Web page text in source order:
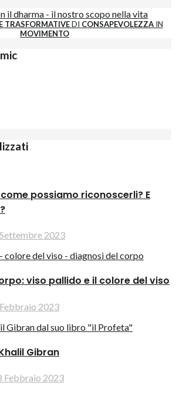
TRASFORMATIVEDI CONSAPEVOLEZZAIN
MOVIMENTO
possiamo riconoscerli? E
2023
viso pallido e il colore del viso
2023
Gibran
Febbraio 2023